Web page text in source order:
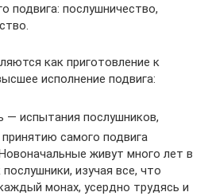
подвига: послушничество,
как приготовление к
исполнение подвига:
— испытания послушников,
самого подвига
живут много лет в
изучая все, что
монах, усердно трудясь и